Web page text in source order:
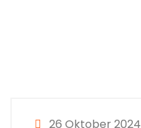
26 Oktober 2024